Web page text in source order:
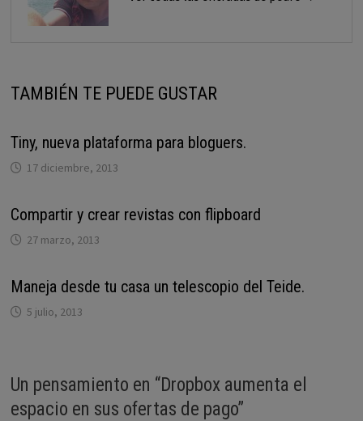
TAMBIÉN TE PUEDE GUSTAR
Tiny, nueva plataforma para bloguers.
17 diciembre, 2013
Compartir y crear revistas con flipboard
27 marzo, 2013
Maneja desde tu casa un telescopio del Teide.
5 julio, 2013
Un pensamiento en “Dropbox aumenta el
espacio en sus ofertas de pago”